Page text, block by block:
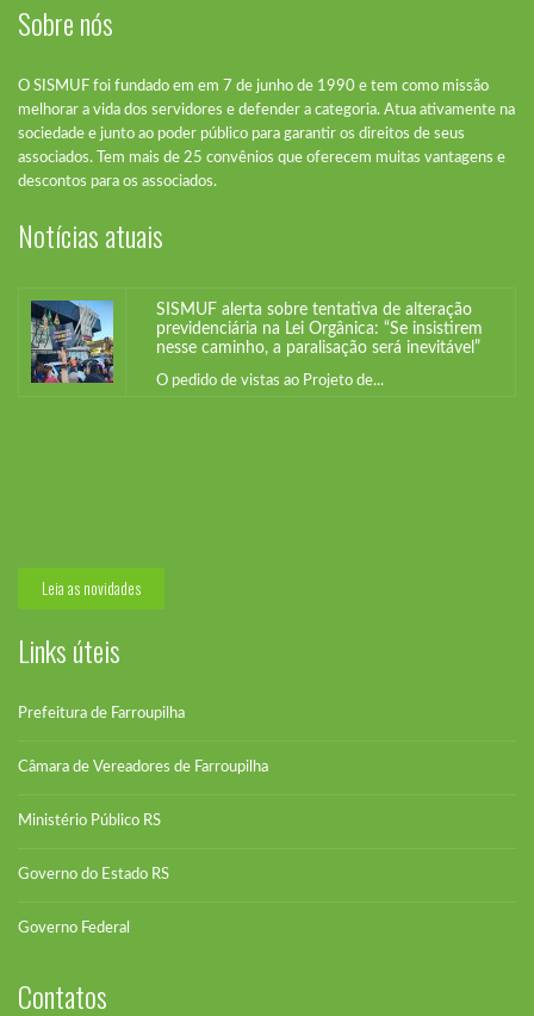
Sobre nós
O SISMUF foi fundado em em 7 de junho de 1990 e tem como missão
melhorar a vida dos servidores e defender a categoria. Atua ativamente na
sociedade e junto ao poder público para garantir os direitos de seus
associados. Tem mais de 25 convênios que oferecem muitas vantagens e
descontos para os associados.
Notícias atuais
SISMUF alerta sobre tentativa de alteração
O pedido de vistas ao Projeto de...
SISMUF alerta sobre tentativa de alteração
previdenciária na Lei Orgânica: “Se insistirem
nesse caminho, a paralisação será inevitável”
O pedido de vistas ao Projeto de...
Leia as novidades
Links úteis
Prefeitura de Farroupilha
Câmara de Vereadores de Farroupilha
Ministério Público RS
Governo do Estado RS
Governo Federal
Contatos